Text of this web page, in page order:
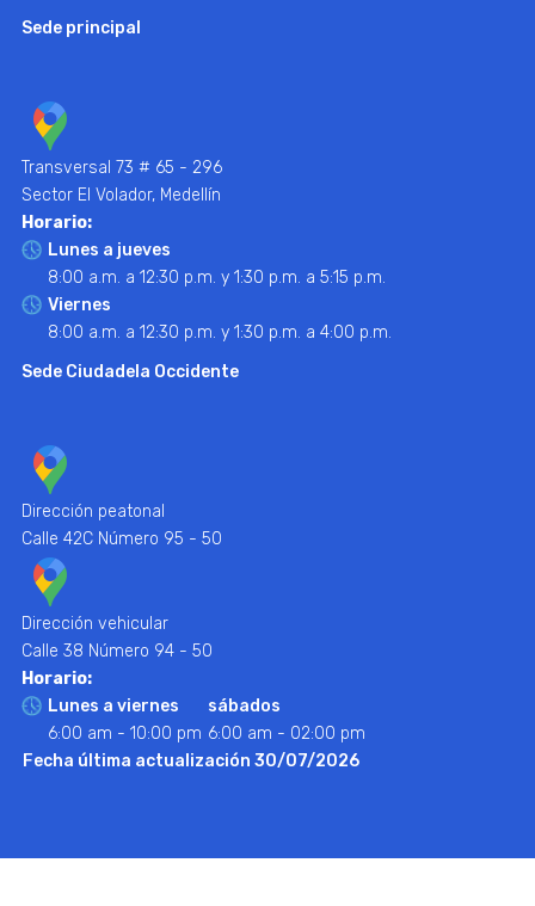
Sede principal
Transversal 73 # 65 - 296
Sector El Volador, Medellín
Horario:
Lunes a jueves
8:00 a.m. a 12:30 p.m. y 1:30 p.m. a 5:15 p.m.
Viernes
8:00 a.m. a 12:30 p.m. y 1:30 p.m. a 4:00 p.m.
Sede Ciudadela Occidente
Dirección peatonal
Calle 42C Número 95 - 50
Dirección vehicular
Calle 38 Número 94 - 50
Horario:
Lunes a viernes
6:00 am - 10:00 pm
sábados
6:00 am - 02:00 pm
Fecha última actualización 30/07/2026